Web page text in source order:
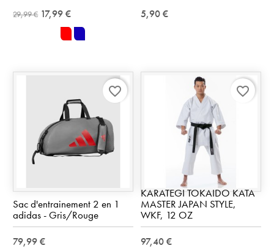
29,99 € 17,99 €
rouge
5,90 €
Sac d'entrainement 2 en 1
adidas - Gris/Rouge
79,99 €
favorite_border
KARATEGI TOKAIDO KATA
MASTER JAPAN STYLE,
WKF, 12 OZ
97,40 €
favorite_border